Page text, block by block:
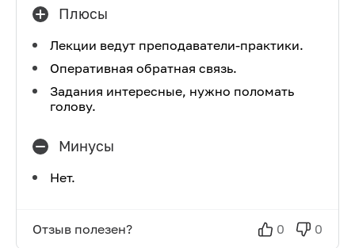
Плюсы
Лекции ведут преподаватели-практики.
Оперативная обратная связь.
Задания интересные, нужно поломать
голову.
Минусы
Нет.
Отзыв полезен? 0 0